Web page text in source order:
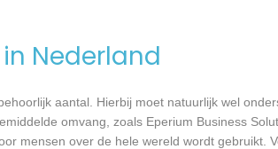
Nederland
aantal. Hierbij moet natuurlijk wel
omvang, zoals Eperium Business
mensen over de hele wereld wordt gebruikt.